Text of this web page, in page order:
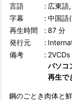
言語
: 広東語
字幕
: 中国語
再生時間
: 87 分
発行元
:
備考
: 2VCDs
パソコ
再生で
鋼のごとき肉体と